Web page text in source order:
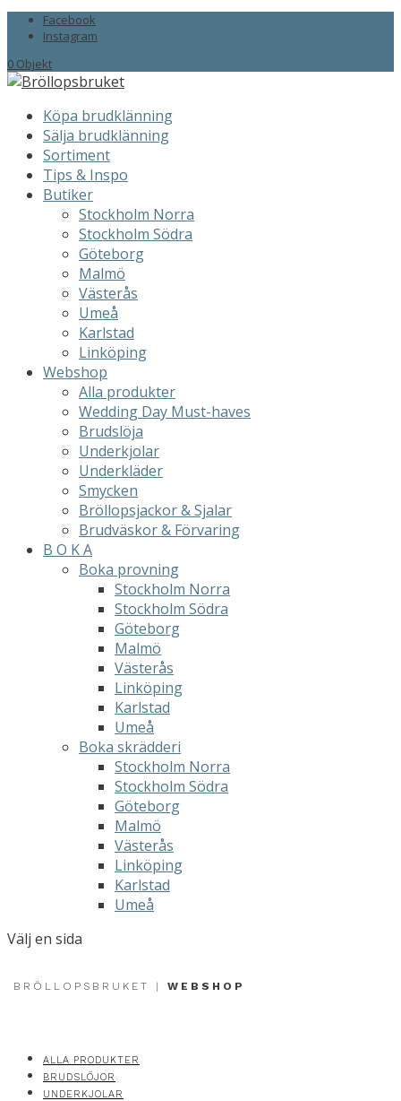
Facebook
Instagram
0 Objekt
Köpa brudklänning
Sälja brudklänning
Sortiment
Tips & Inspo
Butiker
Stockholm Norra
Stockholm Södra
Göteborg
Malmö
Västerås
Umeå
Karlstad
Linköping
Webshop
Alla produkter
Wedding Day Must-haves
Brudslöja
Underkjolar
Underkläder
Smycken
Bröllopsjackor & Sjalar
Brudväskor & Förvaring
B O K A
Boka provning
Stockholm Norra
Stockholm Södra
Göteborg
Malmö
Västerås
Linköping
Karlstad
Umeå
Boka skrädderi
Stockholm Norra
Stockholm Södra
Göteborg
Malmö
Västerås
Linköping
Karlstad
Umeå
Välj en sida
BRÖLLOPSBRUKET | WEBSHOP
ALLA PRODUKTER
BRUDSLÖJOR
UNDERKJOLAR